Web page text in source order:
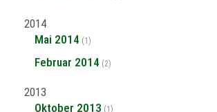
2014
Mai 2014 (1)
Februar 2014 (2)
2013
Oktober 2013 (1)